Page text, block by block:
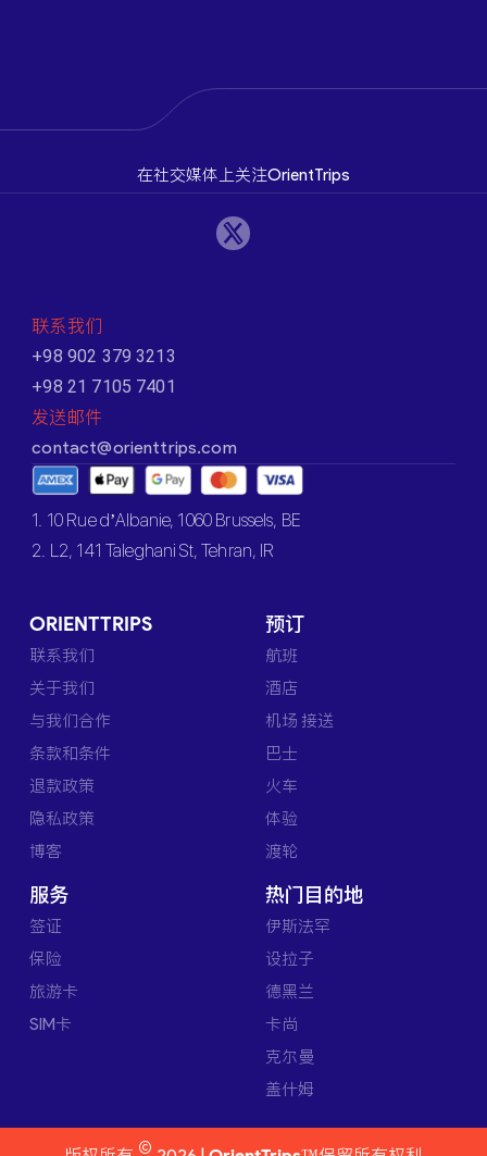
在社交媒体上关注OrientTrips
联系我们
+98 902 379 3213
+98 21 7105 7401
发送邮件
contact@orienttrips.com
1. 10 Rue d’Albanie, 1060 Brussels, BE
2. L2, 141 Taleghani St, Tehran, IR
ORIENTTRIPS
联系我们
关于我们
与我们合作
条款和条件
退款政策
隐私政策
博客
预订
航班
酒店
机场 接送
巴士
火车
体验
渡轮
服务
签证
保险
旅游卡
SIM卡
热门目的地
伊斯法罕
设拉子
德黑兰
卡尚
克尔曼
盖什姆